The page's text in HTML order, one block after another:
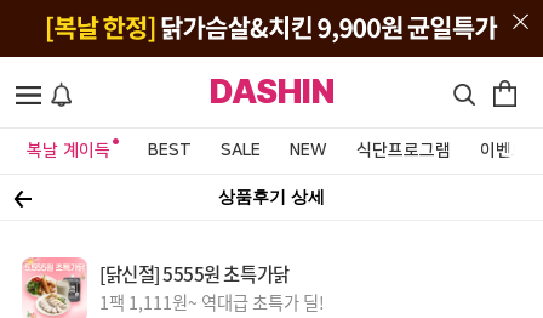
DASHIN
복날 계이득 BEST SALE NEW 식단프로그램 이벤트&
상품후기 상세
[닭신절] 5555원 초특가닭
1팩 1,111원~ 역대급 초특가 딜!